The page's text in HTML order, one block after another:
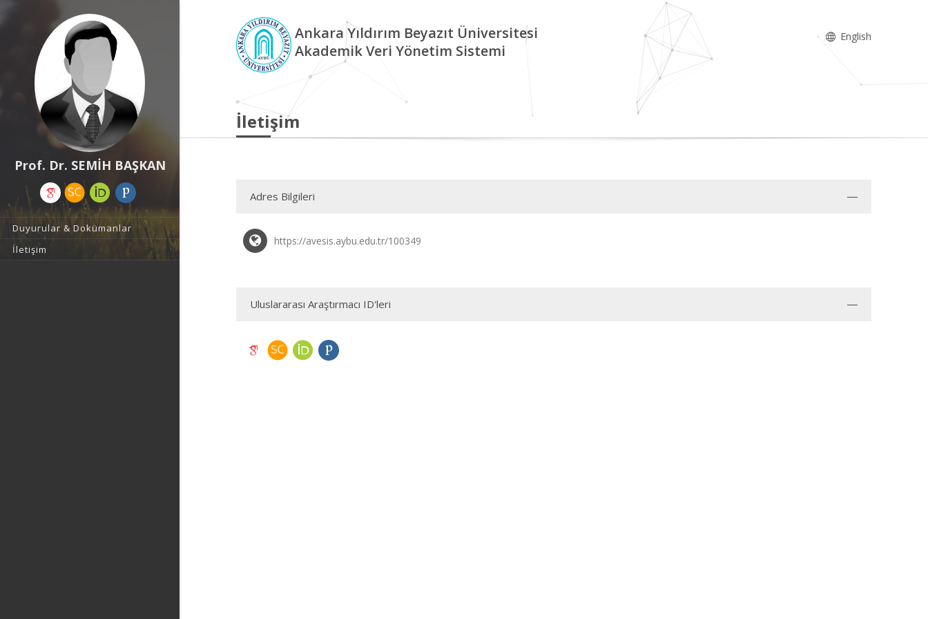
Prof. Dr. SEMİH BAŞKAN
Duyurular & Dokümanlar
İletişim
Ankara Yıldırım Beyazıt Üniversitesi
Akademik Veri Yönetim Sistemi
English
İletişim
Adres Bilgileri
https://avesis.aybu.edu.tr/100349
Uluslararası Araştırmacı ID'leri